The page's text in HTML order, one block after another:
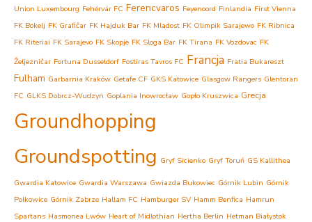
Union Luxembourg Fehérvár FC Ferencvaros Feyenoord Finlandia First Vienna
FK Bokelj FK Grafičar FK Hajduk Bar FK Mladost FK Olimpik Sarajewo FK Ribnica
FK Riteriai FK Sarajevo FK Skopje FK Sloga Bar FK Tirana FK Vozdovac FK
Željezničar Fortuna Dusseldorf Fostiras Tavros FC Francja Fratia Bukareszt
Fulham Garbarnia Kraków Getafe CF GKS Katowice Glasgow Rangers Glentoran
FC GLKS Dobrcz-Wudzyn Goplania Inowrocław Gopło Kruszwica Grecja
Groundhopping
Groundspotting Gryf Sicienko Gryf Toruń GS Kallithea
Gwardia Katowice Gwardia Warszawa Gwiazda Bukowiec Górnik Lubin Górnik
Polkowice Górnik Zabrze Hallam FC Hamburger SV Hamm Benfica Hamrun
Spartans Hasmonea Lwów Heart of Midlothian Hertha Berlin Hetman Białystok